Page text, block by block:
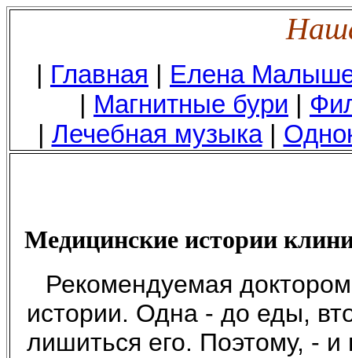
| Главная | Елена
| Магнитные бури |
| Лечебная музыка|
Медицинские истории
Рекомендуемая
истории. Одна - до еды,
лишиться его. Поэтому, -